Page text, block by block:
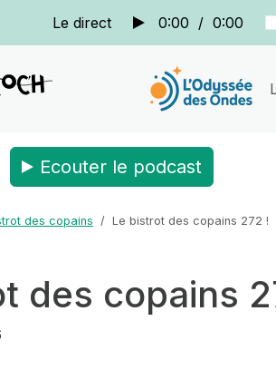
Le direct 0:00 / 0:00
Ecouter le podcast
des copains Le bistrot des copains 272 !
des copains